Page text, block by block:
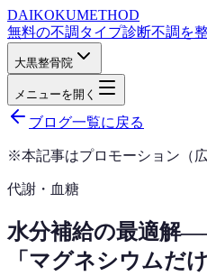
DAIKOKUMETHOD
無料の不調タイプ診断不調を
大黒整骨院
メニューを開く
ブログ一覧に戻る
※本記事はプロモーション（
代謝・血糖
水分補給の最適解
「マグネシウムだ